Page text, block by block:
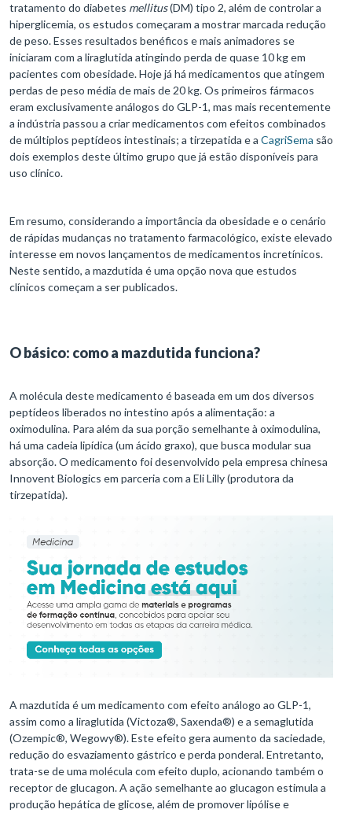
tratamento do diabetes mellitus(DM) tipo 2, além de controlar a
hiperglicemia, os estudos começaram a mostrar marcada redução
de peso. Esses resultados benéficos e mais animadores se
iniciaram com a liraglutida atingindo perda de quase 10 kg em
pacientes com obesidade. Hoje já há medicamentos que atingem
perdas de peso média de mais de 20 kg. Os primeiros fármacos
eram exclusivamente análogos do GLP-1, mas mais recentemente
a indústria passou a criar medicamentos com efeitos combinados
de múltiplos peptídeos intestinais; a tirzepatida e a CagriSema são
dois exemplos deste último grupo que já estão disponíveis para
uso clínico.
Em resumo, considerando a importância da obesidade e o cenário
de rápidas mudanças no tratamento farmacológico, existe elevado
interesse em novos lançamentos de medicamentos incretínicos.
Neste sentido, a mazdutida é uma opção nova que estudos
clínicos começam a ser publicados.
O básico: como a mazdutida funciona?
A molécula deste medicamento é baseada em um dos diversos
peptídeos liberados no intestino após a alimentação: a
oximodulina. Para além da sua porção semelhante à oximodulina,
há uma cadeia lipídica (um ácido graxo), que busca modular sua
absorção. O medicamento foi desenvolvido pela empresa chinesa
Innovent Biologics em parceria com a Eli Lilly (produtora da
tirzepatida).
A mazdutida é um medicamento com efeito análogo ao GLP-1,
assim como a liraglutida (Victoza®, Saxenda®) e a semaglutida
(Ozempic®, Wegowy®). Este efeito gera aumento da saciedade,
redução do esvaziamento gástrico e perda ponderal. Entretanto,
trata-se de uma molécula com efeito duplo, acionando também o
receptor de glucagon. A ação semelhante ao glucagon estimula a
produção hepática de glicose, além de promover lipólise e